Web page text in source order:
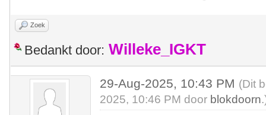
Zoek
Bedankt door: Willeke_IGKT
29-Aug-2025, 10:43 PM (Dit
2025, 10:46 PM door blokdoorn